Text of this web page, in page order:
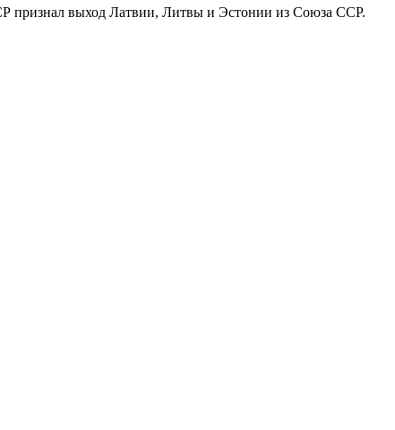
признал выход Латвии, Литвы и Эстонии из Союза ССР.